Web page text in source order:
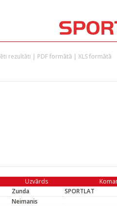
rezultāti | PDF formātā | XLS formātā
Uzvārds
Zunda
SPORTLAT
Neimanis